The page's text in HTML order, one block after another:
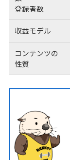
登録者数
収益モデル
コンテンツの
性質